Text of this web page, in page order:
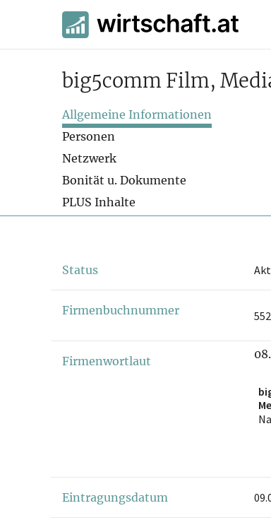
big5comm Film,
Allgemeine Informationen
Personen
Netzwerk
Bonität u. Dokumente
PLUS Inhalte
Status
Firmenbuchnummer
Firmenwortlaut
Eintragungsdatum